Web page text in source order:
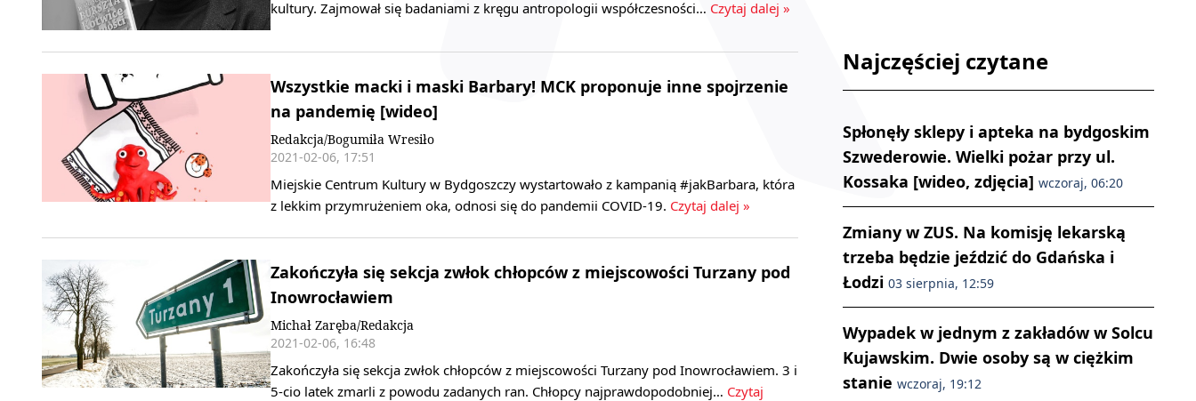
kultury. Zajmował się badaniami z kręgu antropologii współczesności… Czytaj dalej »
Wszystkie macki i maski Barbary! MCK proponuje inne spojrzenie
na pandemię [wideo]
Redakcja/Bogumiła Wresiło
2021-02-06, 17:51
Miejskie Centrum Kultury w Bydgoszczy wystartowało z kampanią #jakBarbara, która
z lekkim przymrużeniem oka, odnosi się do pandemii COVID-19. Czytaj dalej »
Zakończyła się sekcja zwłok chłopców z miejscowości Turzany pod
Inowrocławiem
Michał Zaręba/Redakcja
2021-02-06, 16:48
Zakończyła się sekcja zwłok chłopców z miejscowości Turzany pod Inowrocławiem. 3 i
5-cio latek zmarli z powodu zadanych ran. Chłopcy najprawdopodobniej… Czytaj
Najczęściej czytane
Spłonęły sklepy i apteka na bydgoskim
Szwederowie. Wielki pożar przy ul.
Kossaka [wideo, zdjęcia] wczoraj, 06:20
Zmiany w ZUS. Na komisję lekarską
trzeba będzie jeździć do Gdańska i
Łodzi 03 sierpnia, 12:59
Wypadek w jednym z zakładów w Solcu
Kujawskim. Dwie osoby są w ciężkim
stanie wczoraj, 19:12